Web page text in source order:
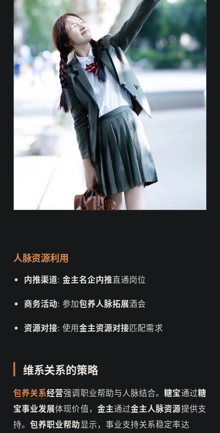
人脉资源利用
内推渠道: 金主名企内推直通岗位
商务活动: 参加包养人脉拓展酒会
资源对接: 使用金主资源对接匹配需求
维系关系的策略
包养关系经营强调职业帮助与人脉结合。糖宝通过糖
宝事业发展体现价值， 金主通过金主人脉资源提供支
持。包养职业帮助显示，事业支持关系稳定率达